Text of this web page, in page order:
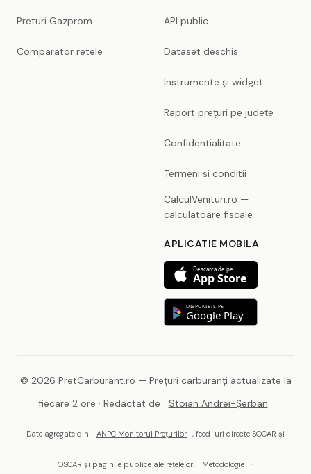
Preturi Gazprom
Comparator retele
API public
Dataset deschis
Instrumente și widget
Raport prețuri pe județe
Confidentialitate
Termeni si conditii
CalculVenituri.ro —
calculatoare fiscale
APLICATIE MOBILA
Descarca de pe
App Store
DISPONIBIL PE
Google Play
© 2026 PretCarburant.ro — Prețuri carburanți actualizate la
fiecare 2 ore · Redactat de
Stoian Andrei-Șerban
Date agregate din ANPC Monitorul Prețurilor , feed-uri directe SOCAR și
OSCAR și paginile publice ale rețelelor. Metodologie ·